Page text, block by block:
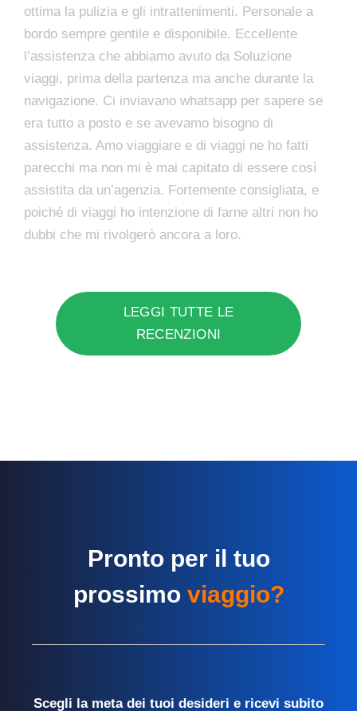
ottima la pulizia e gli intrattenimenti. Personale a
bordo sempre gentile e disponibile. Eccellente
l’assistenza che abbiamo avuto da Soluzione
viaggi, prima della partenza ma anche durante la
navigazione. Ci inviavano whatsapp per sapere se
era tutto a posto e se avevamo bisogno di
assistenza. Amo viaggiare e di viaggi ne ho fatti
parecchi ma non mi è mai capitato di essere così
assistita da un’agenzia. Fortemente consigliata, e
poiché di viaggi ho intenzione di farne altri non ho
dubbi che mi rivolgerò ancora a loro.
LEGGI TUTTE LE
RECENZIONI
Pronto per il tuo
prossimo viaggio?
Scegli la meta dei tuoi desideri e ricevi subito